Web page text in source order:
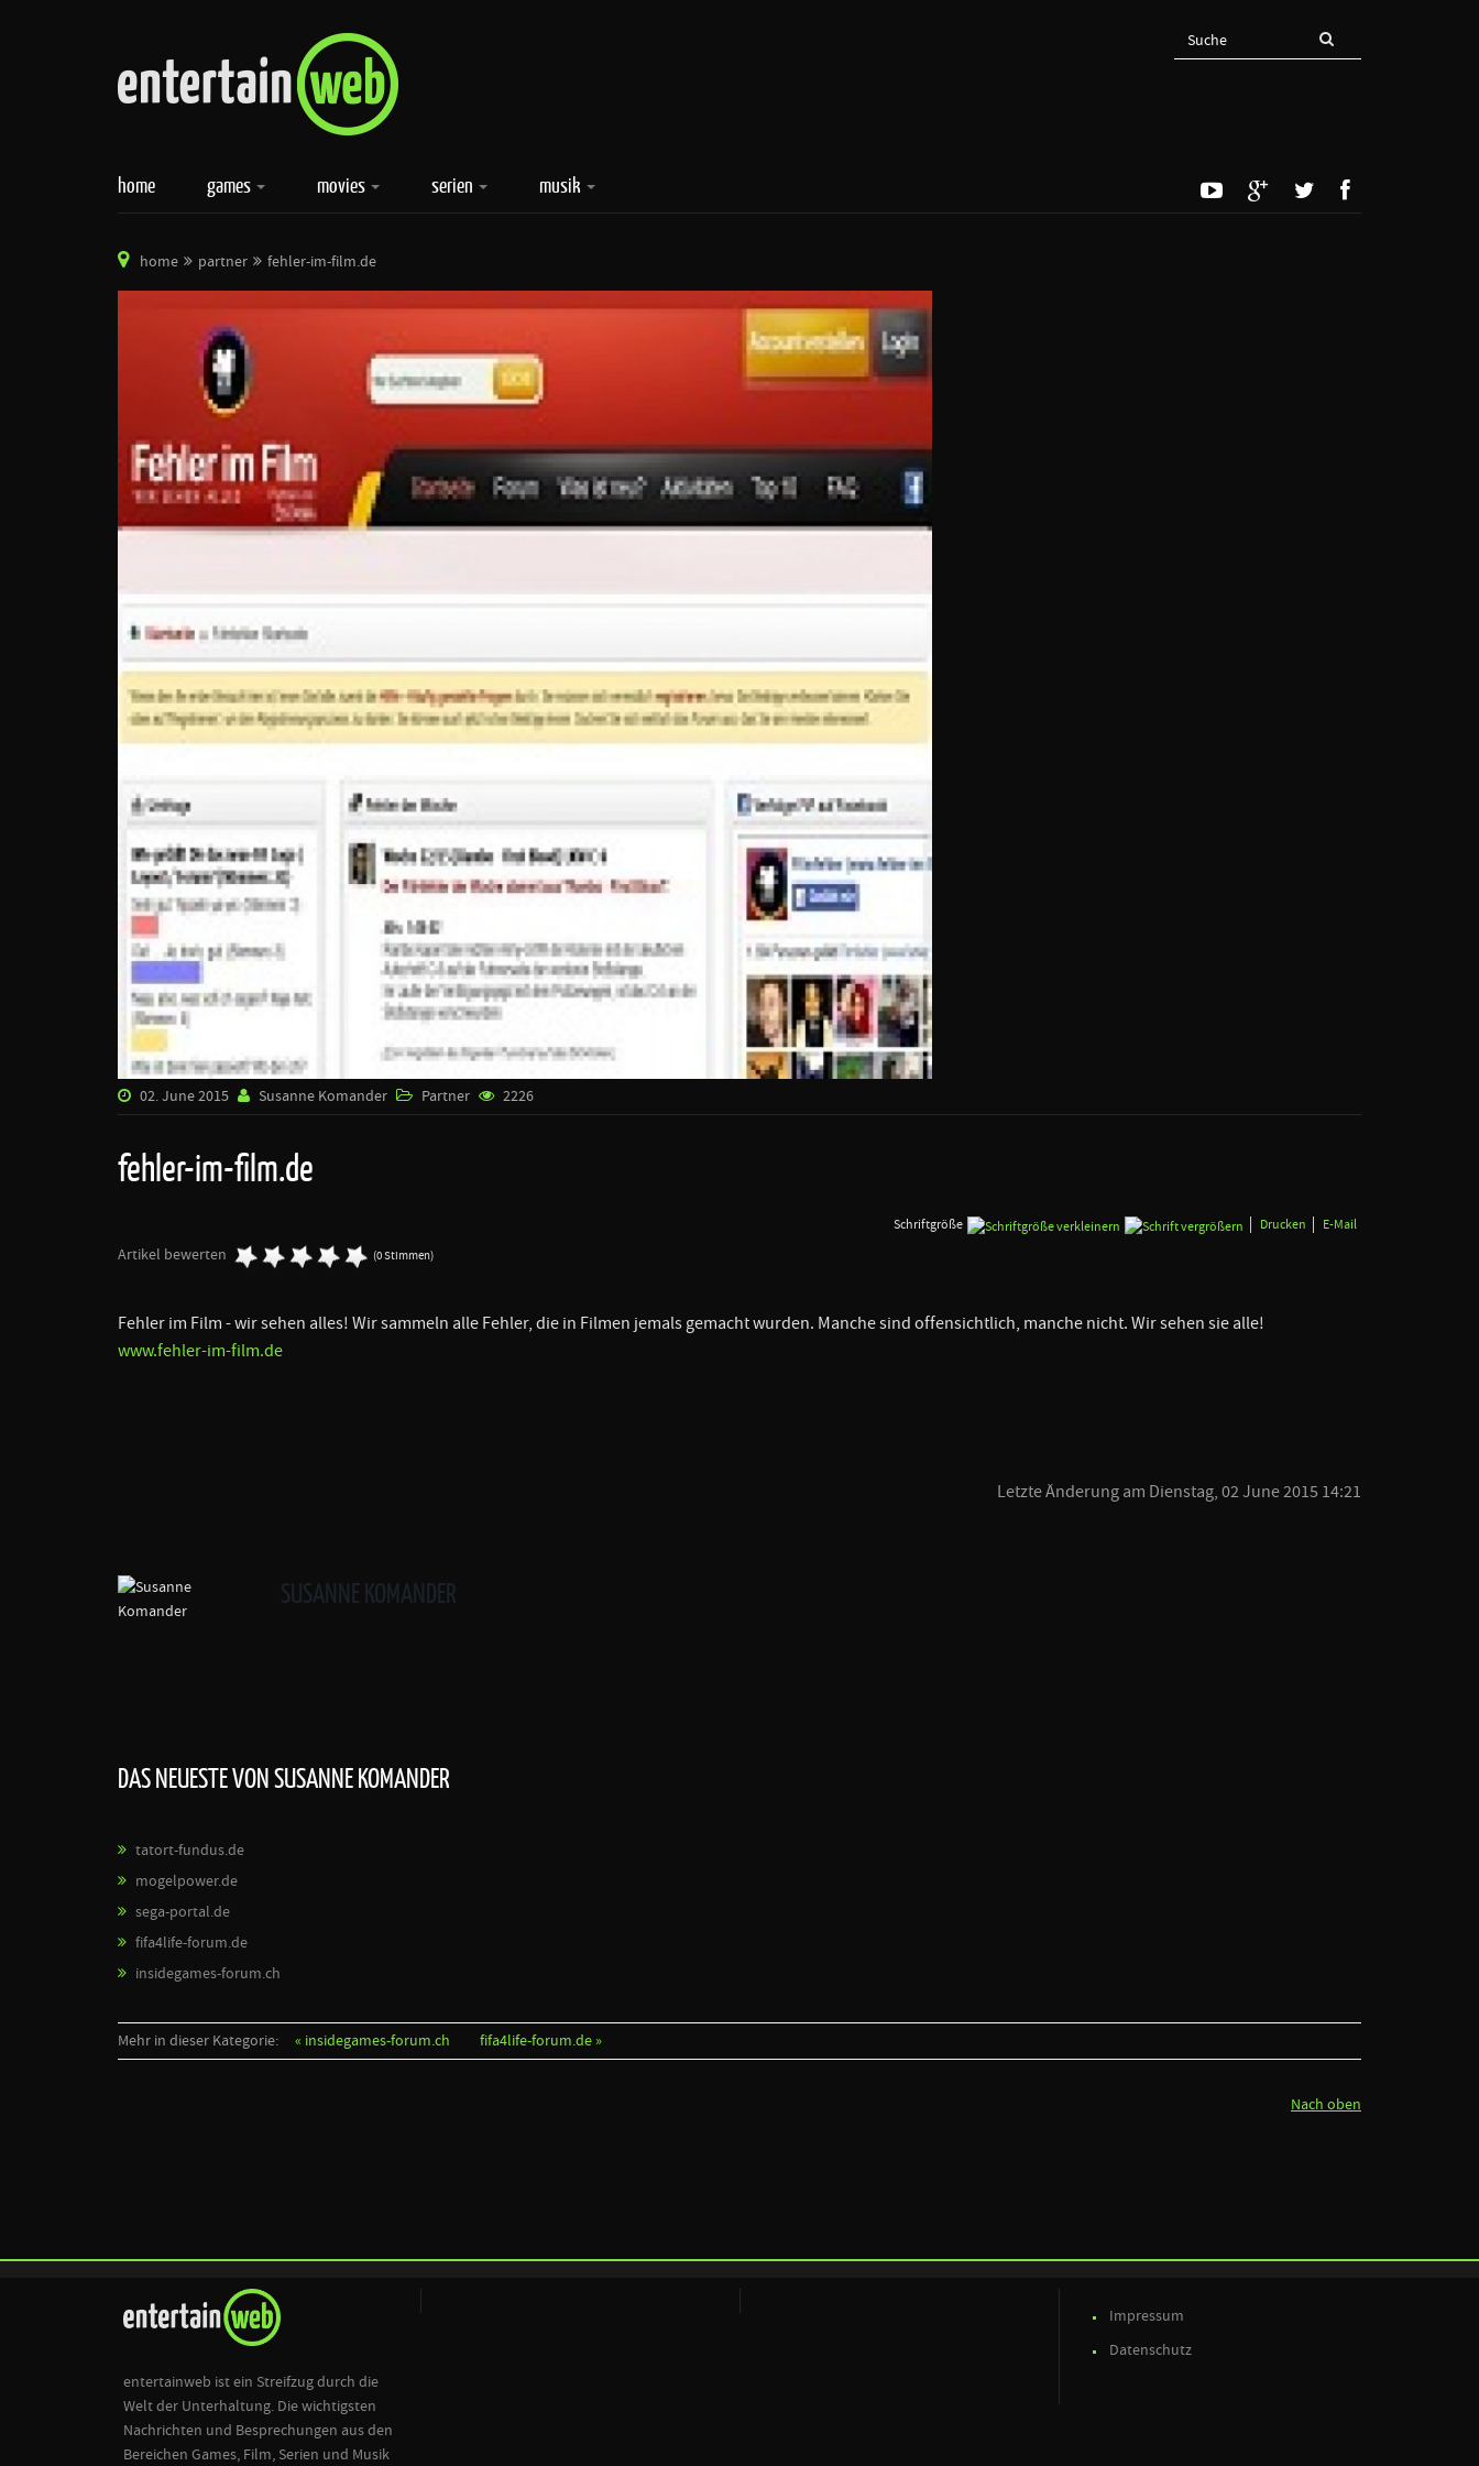
home games movies serien musik
home partner fehler-im-film.de
02. June 2015 Susanne Komander Partner 2226
fehler-im-film.de
Artikel bewerten (0 Stimmen)
Schriftgröße Drucken E-Mail
Fehler im Film - wir sehen alles! Wir sammeln alle Fehler, die in Filmen jemals gemacht wurden. Manche sind offensichtlich, manche nicht. Wir sehen sie alle!
www.fehler-im-film.de
Letzte Änderung am Dienstag, 02 June 2015 14:21
SUSANNE KOMANDER
DAS NEUESTE VON SUSANNE KOMANDER
tatort-fundus.de
mogelpower.de
sega-portal.de
fifa4life-forum.de
insidegames-forum.ch
Mehr in dieser Kategorie: « insidegames-forum.ch fifa4life-forum.de »
Nach oben
entertainweb ist ein Streifzug durch die
Welt der Unterhaltung. Die wichtigsten
Nachrichten und Besprechungen aus den
Bereichen Games, Film, Serien und Musik
Impressum
Datenschutz